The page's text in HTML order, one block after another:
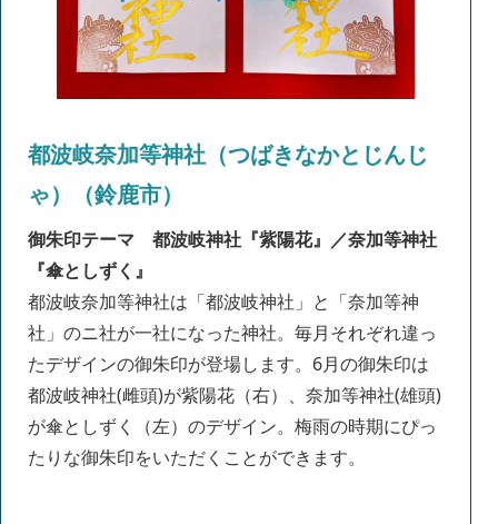
都波岐奈加等神社（つばきなかとじんじ
ゃ）（鈴鹿市）
御朱印テーマ 都波岐神社『紫陽花』／奈加等神社
『傘としずく』
都波岐奈加等神社は「都波岐神社」と「奈加等神
社」のニ社が一社になった神社。毎月それぞれ違っ
たデザインの御朱印が登場します。6月の御朱印は
都波岐神社(雌頭)が紫陽花（右）、奈加等神社(雄頭)
が傘としずく（左）のデザイン。梅雨の時期にぴっ
たりな御朱印をいただくことができます。